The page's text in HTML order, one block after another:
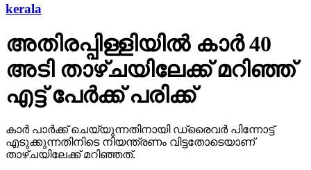
kerala
അതിരപ്പിള്ളിയില്‍ കാര്‍ 40
അടി താഴ്ചയിലേക്ക് മറിഞ്ഞ്
എട്ട് പേര്‍ക്ക് പരിക്ക്
കാര്‍ പാര്‍ക്ക് ചെയ്യുന്നതിനായി ഡ്രൈവര്‍ പിന്നോട്ട്
എടുക്കുന്നതിനിടെ നിയന്ത്രണം വിട്ടതോടെയാണ്
താഴ്ചയിലേക്ക് മറിഞ്ഞത്.